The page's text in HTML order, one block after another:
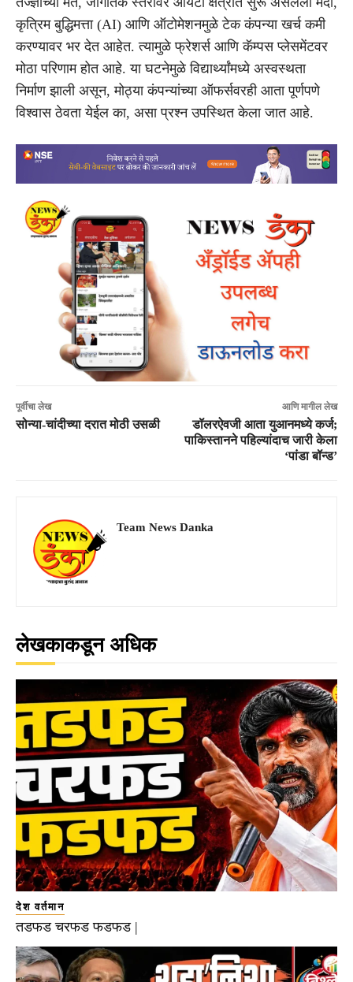
कृत्रिम बुद्धिमत्ता (AI) आणि ऑटोमेशनमुळे टेक कंपन्या खर्च कमी
करण्यावर भर देत आहेत. त्यामुळे फ्रेशर्स आणि कॅम्पस प्लेसमेंटवर
मोठा परिणाम होत आहे. या घटनेमुळे विद्यार्थ्यांमध्ये अस्वस्थता
निर्माण झाली असून, मोठ्या कंपन्यांच्या ऑफर्सवरही आता पूर्णपणे
विश्वास ठेवता येईल का, असा प्रश्न उपस्थित केला जात आहे.
पूर्वीचा लेख
सोन्या-चांदीच्या दरात मोठी उसळी
आणि मागील लेख
डॉलरऐवजी आता युआनमध्ये कर्ज;
पाकिस्तानने पहिल्यांदाच जारी केला
‘पांडा बॉन्ड’
Team News Danka
लेखकाकडून अधिक
देश वर्तमान
तडफड चरफड फडफड |